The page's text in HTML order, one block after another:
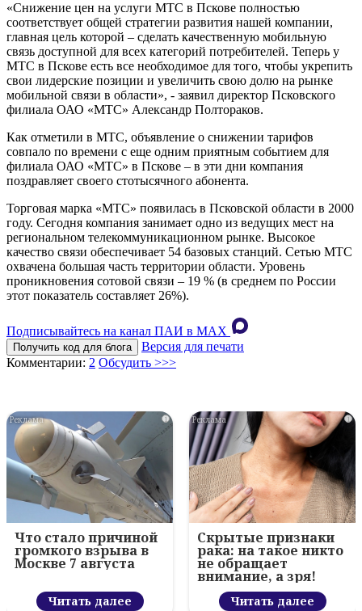
«Снижение цен на услуги МТС в Пскове полностью
соответствует общей стратегии развития нашей компании,
главная цель которой – сделать качественную мобильную
связь доступной для всех категорий потребителей. Теперь у
МТС в Пскове есть все необходимое для того, чтобы укрепить
свои лидерские позиции и увеличить свою долю на рынке
мобильной связи в области», - заявил директор Псковского
филиала ОАО «МТС» Александр Полтораков.
Как отметили в МТС, объявление о снижении тарифов
совпало по времени с еще одним приятным событием для
филиала ОАО «МТС» в Пскове – в эти дни компания
поздравляет своего стотысячного абонента.
Торговая марка «МТС» появилась в Псковской области в 2000
году. Сегодня компания занимает одно из ведущих мест на
региональном телекоммуникационном рынке. Высокое
качество связи обеспечивает 54 базовых станций. Сетью МТС
охвачена большая часть территории области. Уровень
проникновения сотовой связи – 19 % (в среднем по России
этот показатель составляет 26%).
Подписывайтесь на канал ПАИ в MAХ
Получить код для блога
Версия для печати
Комментарии: 2 Обсудить >>>
i
Что стало причиной
громкого взрыва в
Москве 7 августа
Читать далее
i
Скрытые признаки
рака: на такое никто
не обращает
внимание, а зря!
Читать далее